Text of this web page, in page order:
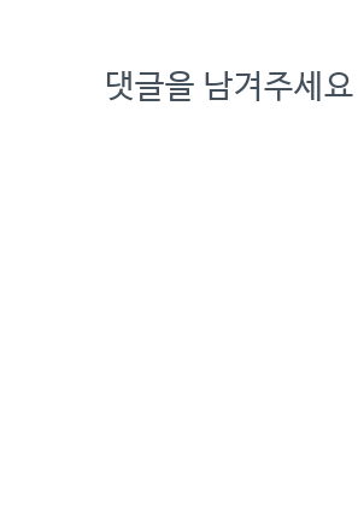
댓글을 남겨주세요